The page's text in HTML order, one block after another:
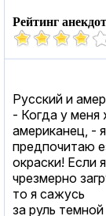
Рейтинг
Русский и
- Когда у меня
американец, - я
предпочитаю
окраски! Если я
чрезмерно
то я сажусь
за руль